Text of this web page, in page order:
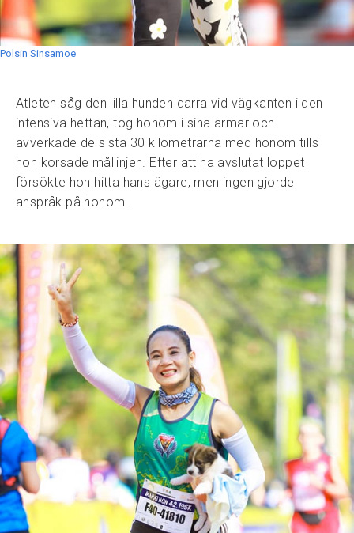
Polsin Sinsamoe
Atleten såg den lilla hunden darra vid vägkanten i den
intensiva hettan, tog honom i sina armar och
avverkade de sista 30 kilometrarna med honom tills
hon korsade mållinjen. Efter att ha avslutat loppet
försökte hon hitta hans ägare, men ingen gjorde
anspråk på honom.